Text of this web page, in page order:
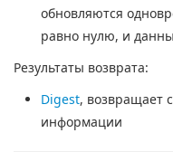
обновляются
равно нулю, и
Результаты возврата:
Digest, возвращает
информации